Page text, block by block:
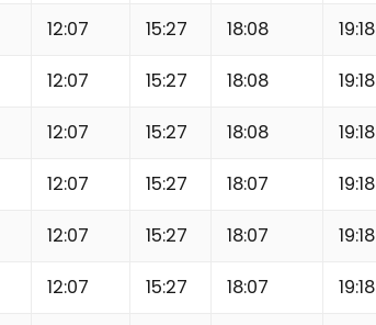
12:07 15:27 18:08 19:18
12:07 15:27 18:08 19:18
12:07 15:27 18:08 19:18
12:07 15:27 18:07 19:18
12:07 15:27 18:07 19:18
12:07 15:27 18:07 19:18